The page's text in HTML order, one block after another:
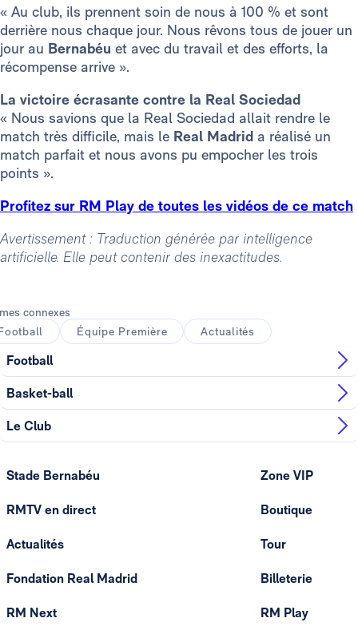
« Au club, ils prennent soin de nous à 100 % et sont
derrière nous chaque jour. Nous rêvons tous de jouer un
jour au Bernabéu et avec du travail et des efforts, la
récompense arrive ».
La victoire écrasante contre la Real Sociedad
« Nous savions que la Real Sociedad allait rendre le
match très difficile, mais le Real Madrid a réalisé un
match parfait et nous avons pu empocher les trois
points ».
Profitez sur RM Play de toutes les vidéos de ce match
Avertissement : Traduction générée par intelligence
artificielle. Elle peut contenir des inexactitudes.
connexes
Équipe Première Actualités
Football
Basket-ball
Le Club
Stade Bernabéu
RMTV en direct
Actualités
Fondation Real Madrid
RM Next
Zone VIP
Boutique
Tour
Billeterie
RM Play